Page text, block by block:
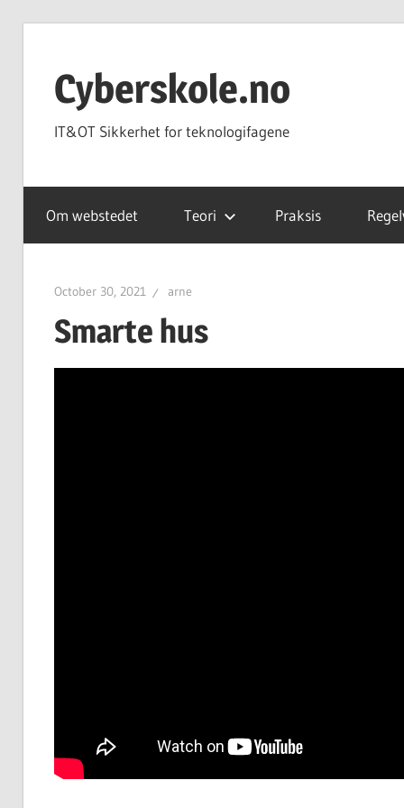
contentCyberskole.no
IT&OT Sikkerhet for teknologifagene
Om webstedet Teori Praksis
October 30, 2021 arne
Smarte hus